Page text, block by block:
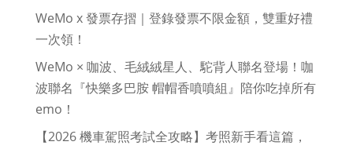
WeMo x 發票存摺｜登錄發票不限金額，雙重好禮
一次領！
WeMo × 咖波、毛絨絨星人、駝背人聯名登場！咖
波聯名『快樂多巴胺 帽帽香噴噴組』陪你吃掉所有
emo！
【2026 機車駕照考試全攻略】考照新手看這篇，